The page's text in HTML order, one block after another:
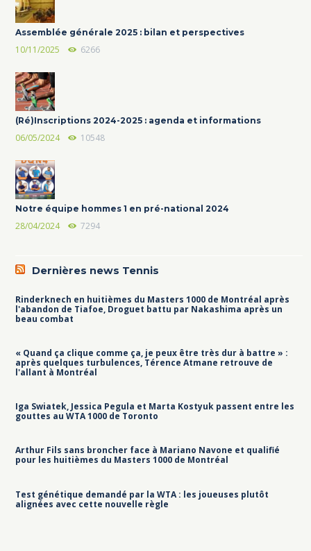
Assemblée générale 2025 : bilan et perspectives
10/11/2025 6266
(Ré)Inscriptions 2024-2025 : agenda et informations
06/05/2024 10548
Notre équipe hommes 1 en pré-national 2024
28/04/2024 7294
Dernières news Tennis
Rinderknech en huitièmes du Masters 1000 de Montréal après
l'abandon de Tiafoe, Droguet battu par Nakashima après un
beau combat
« Quand ça clique comme ça, je peux être très dur à battre » :
après quelques turbulences, Térence Atmane retrouve de
l'allant à Montréal
Iga Swiatek, Jessica Pegula et Marta Kostyuk passent entre les
gouttes au WTA 1000 de Toronto
Arthur Fils sans broncher face à Mariano Navone et qualifié
pour les huitièmes du Masters 1000 de Montréal
Test génétique demandé par la WTA : les joueuses plutôt
alignées avec cette nouvelle règle